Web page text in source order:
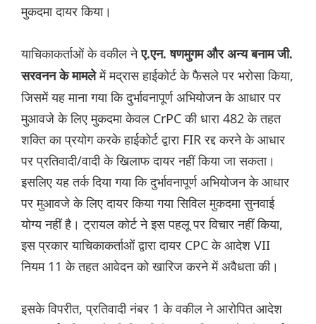
मुकदमा दायर किया।
याचिकाकर्ताओं के वकील नेए.एन. षणमुगम और अन्य बनाम जी.
सरवनन के मामलेमें मद्रास हाईकोर्ट के फैसले पर भरोसा किया,
जिसमें यह माना गया कि दुर्भावनापूर्ण अभियोजन के आधार पर
मुआवजे के लिए मुकदमा केवल CrPC की धारा 482 के तहत
शक्ति का प्रयोग करके हाईकोर्ट द्वारा FIR रद्द करने के आधार
पर प्रतिवादी/वादी के खिलाफ दायर नहीं किया जा सकता।
इसलिए यह तर्क दिया गया कि दुर्भावनापूर्ण अभियोजन के आधार
पर मुआवजे के लिए दायर किया गया सिविल मुकदमा सुनवाई
योग्य नहीं है। ट्रायल कोर्ट ने इस पहलू पर विचार नहीं किया,
इस प्रकार याचिकाकर्ताओं द्वारा दायर CPC के आदेश VII
नियम 11 के तहत आवेदन को खारिज करने में अवैधता की।
इसके विपरीत, प्रतिवादी नंबर 1 के वकील ने आरोपित आदेश